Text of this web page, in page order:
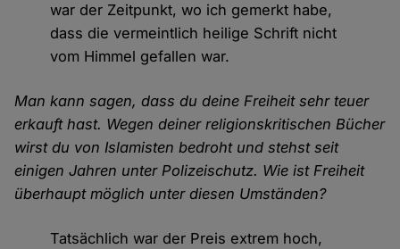
war der Zeitpunkt, wo ich gemerkt habe,
dass die vermeintlich heilige Schrift nicht
vom Himmel gefallen war.
Man kann sagen, dass du deine Freiheit sehr teuer
erkauft hast. Wegen deiner religionskritischen Bücher
wirst du von Islamisten bedroht und stehst seit
einigen Jahren unter Polizeischutz. Wie ist Freiheit
überhaupt möglich unter diesen Umständen?
Tatsächlich war der Preis extrem hoch,